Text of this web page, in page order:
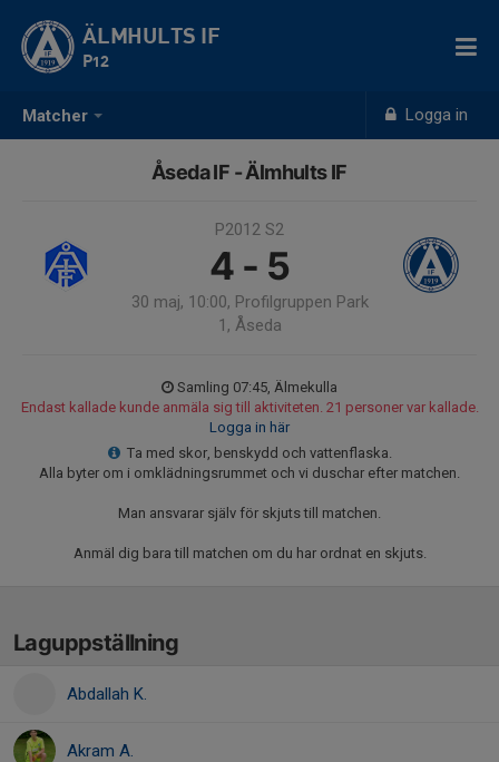
Matcher Logga in
ÄLMHULTS IF
P12
Åseda IF - Älmhults IF
P2012 S2
4 - 5
30 maj, 10:00, Profilgruppen Park
1, Åseda
Samling 07:45, Älmekulla
Endast kallade kunde anmäla sig till aktiviteten. 21 personer var kallade.
Logga in här
Ta med skor, benskydd och vattenflaska.
Alla byter om i omklädningsrummet och vi duschar efter matchen.
Man ansvarar själv för skjuts till matchen.
Anmäl dig bara till matchen om du har ordnat en skjuts.
Laguppställning
Abdallah K.
Akram A.